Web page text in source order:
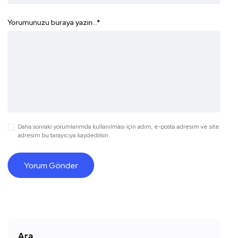
Yorumunuzu buraya yazın...*
Daha sonraki yorumlarımda kullanılması için adım, e-posta adresim ve site
adresim bu tarayıcıya kaydedilsin.